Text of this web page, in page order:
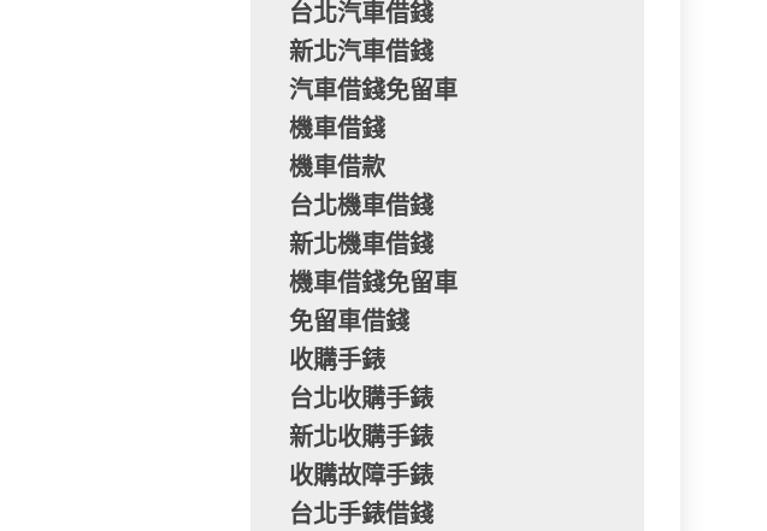
台北汽車借錢
新北汽車借錢
汽車借錢免留車
機車借錢
機車借款
台北機車借錢
新北機車借錢
機車借錢免留車
免留車借錢
收購手錶
台北收購手錶
新北收購手錶
收購故障手錶
台北手錶借錢